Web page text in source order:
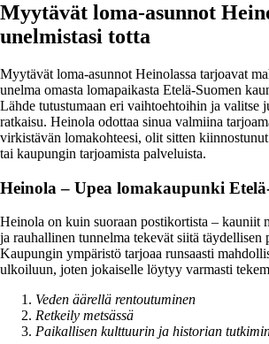
Myytävät loma-asunnot
unelmistasi totta
Myytävät loma-asunnot Heinolassa tarjoavat
unelma omasta lomapaikasta Etelä-Suomen
Lähde tutustumaan eri vaihtoehtoihin ja valitse
ratkaisu. Heinola odottaa sinua valmiina
virkistävän lomakohteesi, olit sitten kiinnostunut
tai kaupungin tarjoamista palveluista.
Heinola – Upea lomakaupunki
Heinola on kuin suoraan postikortista – kauniit
ja rauhallinen tunnelma tekevät siitä täydellisen
Kaupungin ympäristö tarjoaa runsaasti
ulkoiluun, joten jokaiselle löytyy varmasti
Veden äärellä rentoutuminen
Retkeily metsässä
Paikallisen kulttuurin ja historian